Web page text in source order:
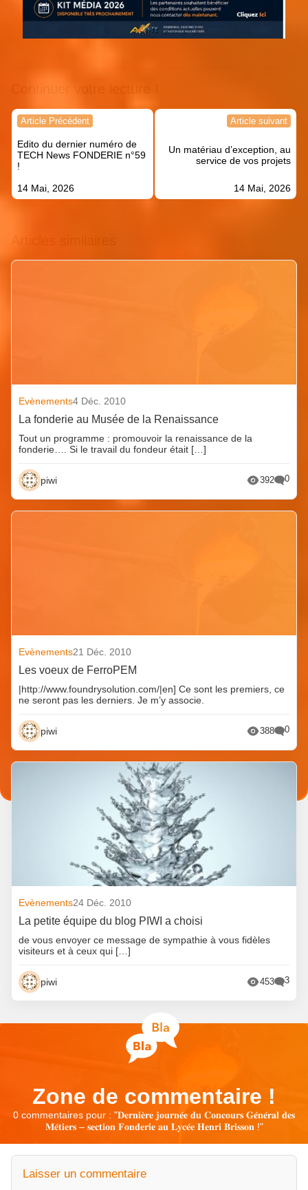
Navigation
l’article
Article Précédent
Edito du dernier numéro de
TECH News FONDERIE n°59
!
14 Mai, 2026
Article suivant
Un matériau d’exception, au
service de vos projets
14 Mai, 2026
Evènements4 Déc. 2010
La fonderie au Musée de la Renaissance
Tout un programme : promouvoir la renaissance de la
fonderie…. Si le travail du fondeur était […]
piwi 392 0
Evènements21 Déc. 2010
Les voeux de FerroPEM
|http://www.foundrysolution.com/|en] Ce sont les premiers, ce
ne seront pas les derniers. Je m’y associe.
piwi 388 0
Evènements24 Déc. 2010
La petite équipe du blog PIWI a choisi
de vous envoyer ce message de sympathie à vous fidèles
visiteurs et à ceux qui […]
piwi 453 3
Zone de commentaire !
0 commentaires pour : "𝐃𝐞𝐫𝐧𝐢𝐞̀𝐫𝐞 𝐣𝐨𝐮𝐫𝐧𝐞́𝐞 𝐝𝐮 𝐂𝐨𝐧𝐜𝐨𝐮𝐫𝐬 𝐆𝐞́𝐧𝐞́𝐫𝐚𝐥 𝐝𝐞𝐬
𝐌𝐞́𝐭𝐢𝐞𝐫𝐬 – 𝐬𝐞𝐜𝐭𝐢𝐨𝐧 𝐅𝐨𝐧𝐝𝐞𝐫𝐢𝐞 𝐚𝐮 𝐋𝐲𝐜𝐞́𝐞 𝐇𝐞𝐧𝐫𝐢 𝐁𝐫𝐢𝐬𝐬𝐨𝐧 !"
Laisser un commentaire